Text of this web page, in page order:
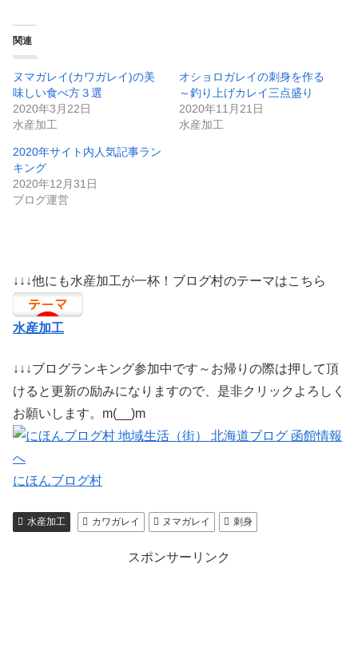
関連
ヌマガレイ(カワガレイ)の美
味しい食べ方３選
2020年3月22日
水産加工
オショロガレイの刺身を作る
～釣り上げカレイ三点盛り
2020年11月21日
水産加工
2020年サイト内人気記事ラン
キング
2020年12月31日
ブログ運営
↓↓↓他にも水産加工が一杯！ブログ村のテーマはこちら
水産加工
↓↓↓ブログランキング参加中です～お帰りの際は押して頂
けると更新の励みになりますので、是非クリックよろしく
お願いします。m(__)m
にほんブログ村
水産加工 カワガレイ ヌマガレイ 刺身
スポンサーリンク